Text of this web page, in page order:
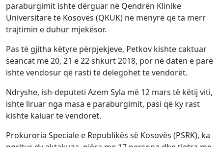
paraburgimit ishte dërguar në Qendrën Klinike
Universitare të Kosovës (QKUK) në mënyrë që ta merr
trajtimin e duhur mjekësor.
Pas të gjitha këtyre përpjekjeve, Petkov kishte caktuar
seancat më 20, 21 e 22 shkurt 2018, por në datën e parë
ishte vendosur që rasti të delegohet te vendorët.
Ndryshe, ish-deputeti Azem Syla më 12 mars të këtij viti,
ishte liruar nga masa e paraburgimit, pasi që ky rast
kishte kaluar te vendorët.
Prokuroria Speciale e Republikës së Kosovës (PSRK), ka